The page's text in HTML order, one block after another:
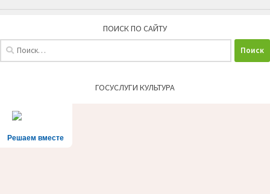
ПОИСК ПО САЙТУ
ГОСУСЛУГИ КУЛЬТУРА
Решаем вместе